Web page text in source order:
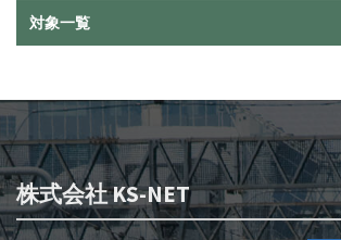
対象一覧
株式会社 KS-NET